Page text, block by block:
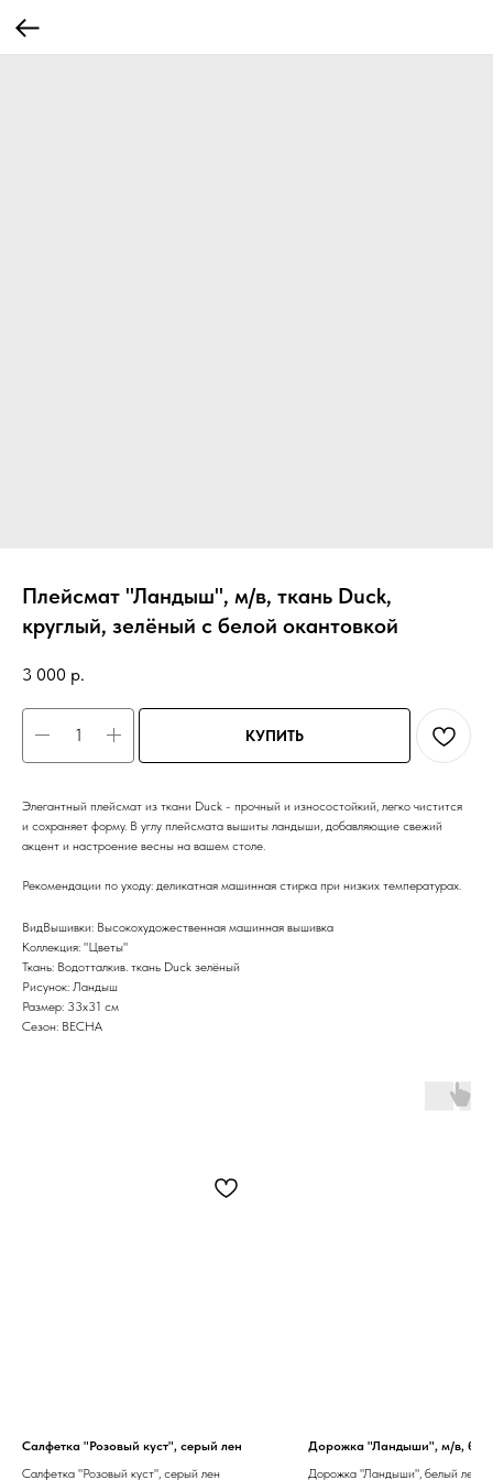
Плейсмат "Ландыш", м/в, ткань Duck,
круглый, зелёный с белой окантовкой
3 000 р.
КУПИТЬ
Элегантный плейсмат из ткани Duck - прочный и износостойкий, легко чистится
и сохраняет форму. В углу плейсмата вышиты ландыши, добавляющие свежий
акцент и настроение весны на вашем столе.
Рекомендации по уходу: деликатная машинная стирка при низких температурах.
ВидВышивки: Высокохудожественная машинная вышивка
Коллекция: "Цветы"
Ткань: Водотталкив. ткань Duck зелёный
Рисунок: Ландыш
Размер: 33х31 см
Сезон: ВЕСНА
Салфетка "Розовый куст", серый лен
Салфетка "Розовый куст", серый лен
Дорожка "Ландыши", м/в,
Дорожка "Ландыши", белый лен,